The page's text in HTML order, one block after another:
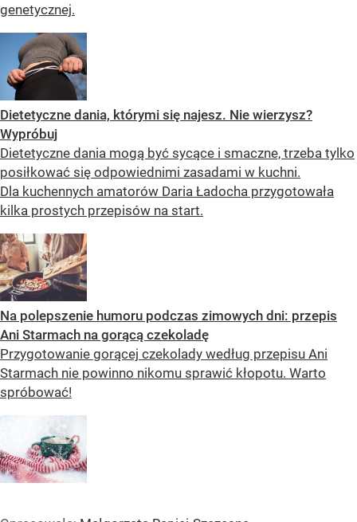
genetycznej.
Dietetyczne dania, którymi się najesz. Nie wierzysz?
Wypróbuj
Dietetyczne dania mogą być sycące i smaczne, trzeba tylko
posiłkować się odpowiednimi zasadami w kuchni.
Dla kuchennych amatorów Daria Ładocha przygotowała
kilka prostych przepisów na start.
Na polepszenie humoru podczas zimowych dni: przepis
Ani Starmach na gorącą czekoladę
Przygotowanie gorącej czekolady według przepisu Ani
Starmach nie powinno nikomu sprawić kłopotu. Warto
spróbować!